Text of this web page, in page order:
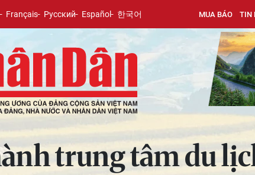
Français Русский Español 한국어 MUA BÁO TIN
trung tâm du